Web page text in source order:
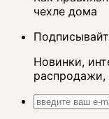
чехле дома
Новинки,